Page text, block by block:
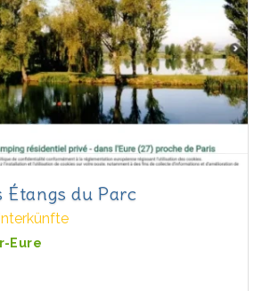
Étangs du Parc
Eure